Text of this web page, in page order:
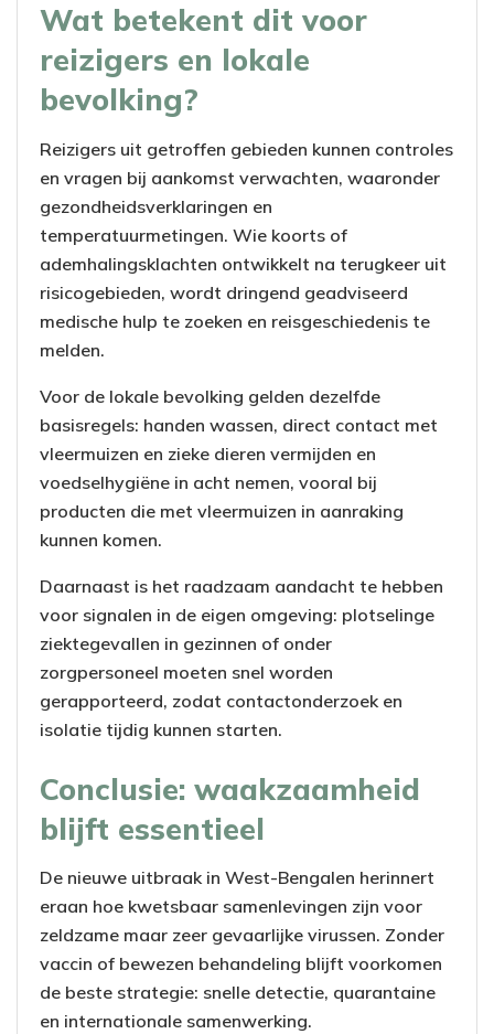
Wat betekent dit voor
reizigers en lokale
bevolking?
Reizigers uit getroffen gebieden kunnen controles
en vragen bij aankomst verwachten, waaronder
gezondheidsverklaringen en
temperatuurmetingen. Wie koorts of
ademhalingsklachten ontwikkelt na terugkeer uit
risicogebieden, wordt dringend geadviseerd
medische hulp te zoeken en reisgeschiedenis te
melden.
Voor de lokale bevolking gelden dezelfde
basisregels: handen wassen, direct contact met
vleermuizen en zieke dieren vermijden en
voedselhygiëne in acht nemen, vooral bij
producten die met vleermuizen in aanraking
kunnen komen.
Daarnaast is het raadzaam aandacht te hebben
voor signalen in de eigen omgeving: plotselinge
ziektegevallen in gezinnen of onder
zorgpersoneel moeten snel worden
gerapporteerd, zodat contactonderzoek en
isolatie tijdig kunnen starten.
Conclusie: waakzaamheid
blijft essentieel
De nieuwe uitbraak in West-Bengalen herinnert
eraan hoe kwetsbaar samenlevingen zijn voor
zeldzame maar zeer gevaarlijke virussen. Zonder
vaccin of bewezen behandeling blijft voorkomen
de beste strategie: snelle detectie, quarantaine
en internationale samenwerking.